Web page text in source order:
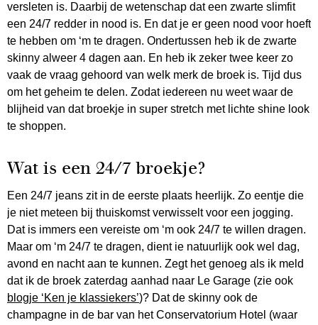
versleten is. Daarbij de wetenschap dat een zwarte slimfit
een 24/7 redder in nood is. En dat je er geen nood voor hoeft
te hebben om ‘m te dragen. Ondertussen heb ik de zwarte
skinny alweer 4 dagen aan. En heb ik zeker twee keer zo
vaak de vraag gehoord van welk merk de broek is. Tijd dus
om het geheim te delen. Zodat iedereen nu weet waar de
blijheid van dat broekje in super stretch met lichte shine look
te shoppen.
Wat is een 24/7 broekje?
Een 24/7 jeans zit in de eerste plaats heerlijk. Zo eentje die
je niet meteen bij thuiskomst verwisselt voor een jogging.
Dat is immers een vereiste om ‘m ook 24/7 te willen dragen.
Maar om ‘m 24/7 te dragen, dient ie natuurlijk ook wel dag,
avond en nacht aan te kunnen. Zegt het genoeg als ik meld
dat ik de broek zaterdag aanhad naar Le Garage (zie ook
blogje ‘Ken je klassiekers’)? Dat de skinny ook de
champagne in de bar van het Conservatorium Hotel (waar